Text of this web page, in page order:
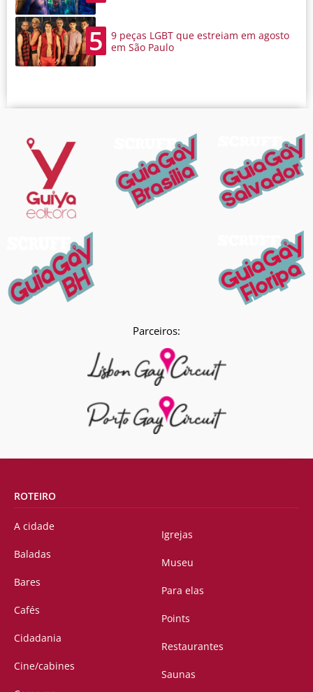
5
9 peças LGBT que estreiam em agosto
em São Paulo
Parceiros:
ROTEIRO
A cidade
Baladas
Bares
Cafés
Cidadania
Cine/cabines
Igrejas
Museu
Para elas
Points
Restaurantes
Saunas